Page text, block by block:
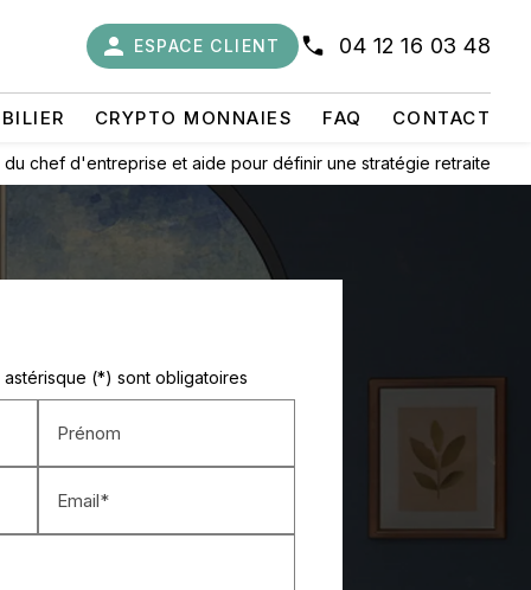
person ESPACE CLIENT 04 12 16 03 48
CRYPTO MONNAIES FAQ CONTACT
chef d'entreprise et aide pour définir une stratégie retraite
(*) sont obligatoires
Prénom
Email*